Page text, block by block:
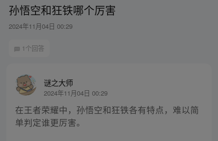
孙悟空和狂铁哪个厉害
2024年11月04日 00:29
1个回答
谜之大师
2024年11月04日 00:29
在王者荣耀中，孙悟空和狂铁各有特点，难以简
单判定谁更厉害。